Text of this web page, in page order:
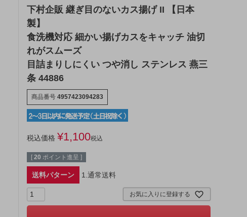
下村企販 継ぎ目のないカス揚げ II 【日本
製】
食洗機対応 細かい揚げカスをキャッチ 油切
れがスムーズ
目詰まりしにくい つや消し ステンレス 燕三
条 44886
商品番号 4957423094283
税込価格 ¥1,100税込
[ 20 ポイント進呈 ]
送料パターン 1.通常送料
お気に入りに登録する